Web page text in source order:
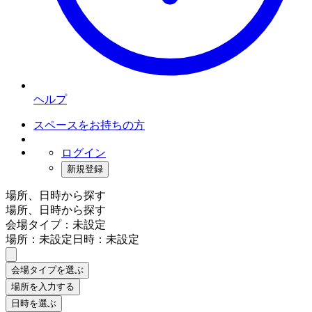
ヘルプ
スペースをお持ちの方
ログイン
新規登録
場所、日時から探す
場所、日時から探す
会場タイプ：未設定
場所：未設定日時：未設定
会場タイプを選ぶ
場所を入力する
日時を選ぶ